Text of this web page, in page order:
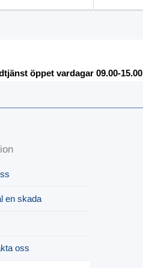
öppet vardagar 09.00-15.00
en skada
oss